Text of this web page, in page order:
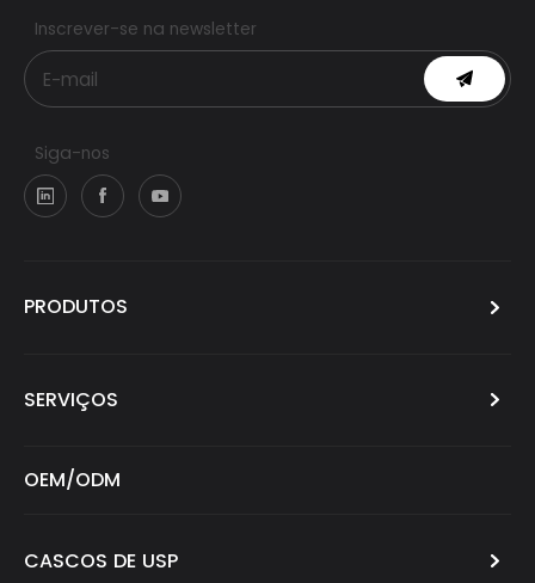
Inscrever-se na newsletter
Siga-nos
PRODUTOS
SERVIÇOS
OEM/ODM
CASCOS DE USP